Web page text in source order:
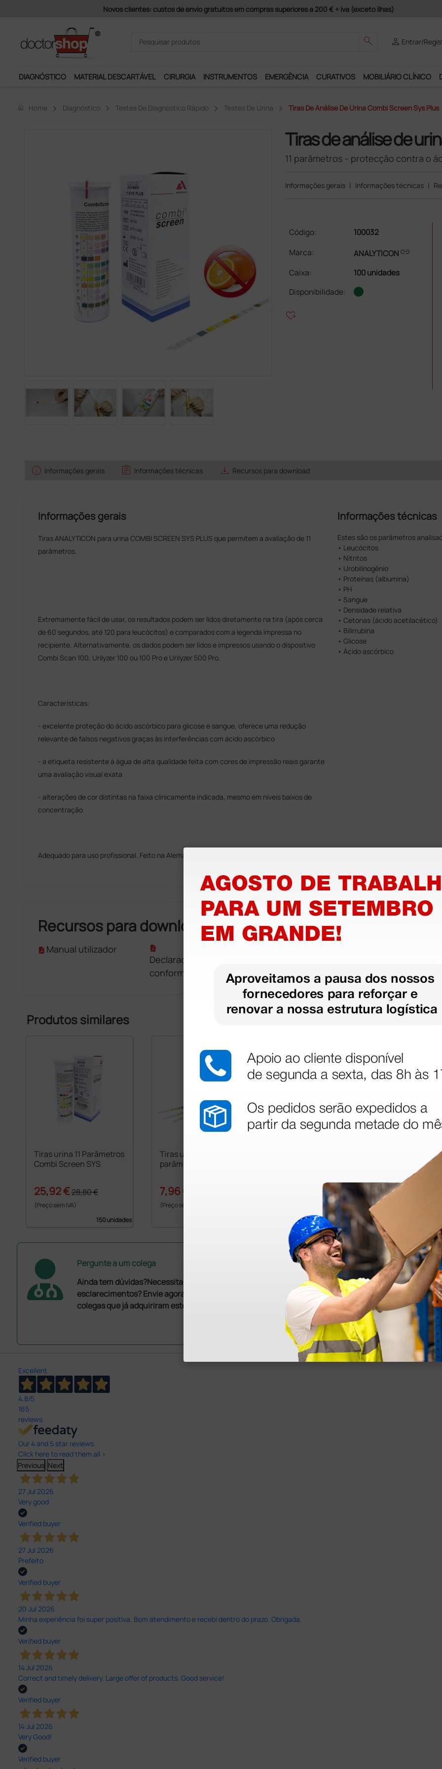
Pagamentos Seguros e Garantia de Satisfação!
search person Entrar/
DIAGNÓSTICO MATERIAL DESCARTÁVEL CIRURGIA INSTRUMENTOS EMERGÊNCIA CURATIVOS MOBILIÁRIO CLÍNICO
home Home Diagnóstico Testes De Diagnóstico Rápido Testes De Urina Tiras De Análise De Urina Combi Screen Sys Plus
Tiras de análise de
11 parâmetros - protecção contra o
Informações gerais | Informações técnicas |
Código:
100032
Marca:
ANALYTICONlink
Caixa:
100 unidades
Disponibilidade:
heart_plus
info Informações gerais assignment Informações técnicas save_alt Recursos para download
Informações gerais
Tiras ANALYTICON para urina COMBI SCREEN SYS PLUS que permitem a avaliação de 11
parâmetros.
Extremamente fácil de usar, os resultados podem ser lidos diretamente na tira (após cerca
de 60 segundos, até 120 para leucócitos) e comparados com a legenda impressa no
recipiente. Alternativamente, os dados podem ser lidos e impressos usando o dispositivo
Combi Scan 100, Urilyzer 100 ou 100 Pro e Urilyzer 500 Pro.
Características:
- excelente proteção do ácido ascórbico para glicose e sangue, oferece uma redução
relevante de falsos negativos graças às interferências com ácido ascórbico
- a etiqueta resistente à água de alta qualidade feita com cores de impressão reais garante
uma avaliação visual exata
- alterações de cor distintas na faixa clinicamente indicada, mesmo em níveis baixos de
concentração
Adequado para uso profissional. Feito na Alemanha.
Informações técnicas
Estes são os parâmetros
• Leucócitos
• Nitritos
• Urobilinogênio
• Proteínas (albumina)
• PH
• Sangue
• Densidade relativa
• Cetonas (ácido acetilacético)
• Bilirrubina
• Glicose
• Ácido ascórbico
Recursos para download
Manual utilizador
Declaração de
conformidade
Produtos similares
Tiras urina 11 Parâmetros
Combi Screen SYS
25,92 €28,80 €
(Preço sem IVA)
150 unidades
Tiras urina 10
parâmetros
7,96 €
(Preço sem IVA)
Pergunte a um colega
Ainda tem dúvidas?Necessita de mais
esclarecimentos? Envie agora a sua questão aos
colegas que já adquiriram este produto.
Excellent
4,8/5
165
reviews
Our 4 and 5 star reviews.
Click here to read them all >
Previous Next
27 Jul 2026
Very good
Verified buyer
27 Jul 2026
Prefeito
Verified buyer
20 Jul 2026
Minha experiência foi super positiva. Bom atendimento e recebi dentro do prazo. Obrigada.
Verified buyer
14 Jul 2026
Correct and timely delivery. Large offer of products. Good service!
Verified buyer
14 Jul 2026
Very Good!
Verified buyer